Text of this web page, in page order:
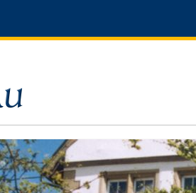
Löchgau
Grußwort Bürgermeister